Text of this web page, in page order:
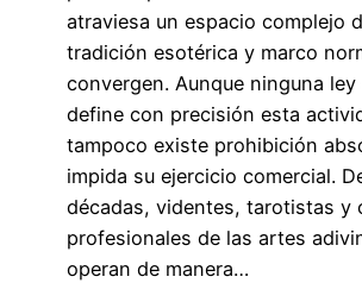
atraviesa un espacio complejo
tradición esotérica y marco
convergen. Aunque ninguna
define con precisión esta
tampoco existe prohibición
impida su ejercicio comercial.
décadas, videntes, tarotistas y
profesionales de las artes
operan de manera…